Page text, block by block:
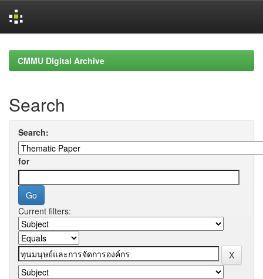
navigationCMMU Digital Archive
Search
Search:
for
Current filters: